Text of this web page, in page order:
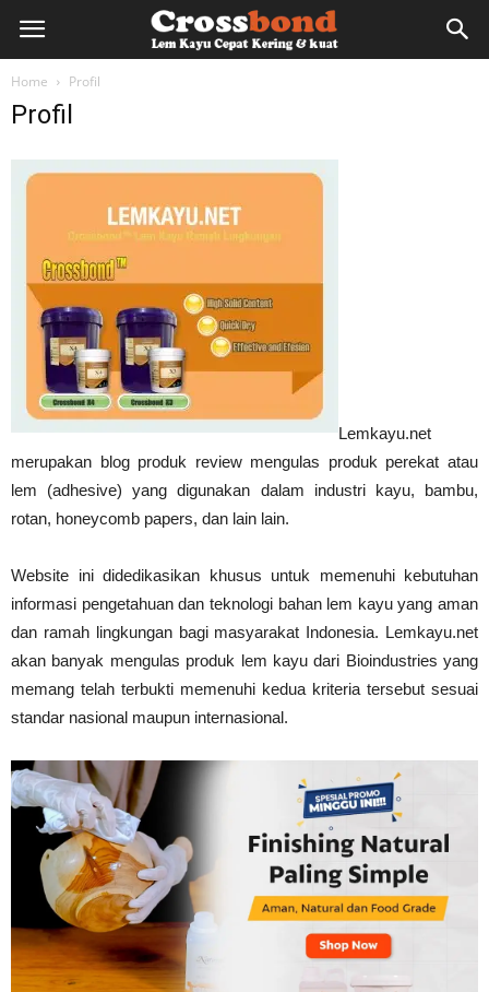
lemkayu.net
Kayu,
Kertas,
Vinyl
Cepat
Home Profil
Profil
Lemkayu.net
merupakan blog produk review mengulas produk perekat atau
lem (adhesive) yang digunakan dalam industri kayu, bambu,
rotan, honeycomb papers, dan lain lain.
Website ini didedikasikan khusus untuk memenuhi kebutuhan
informasi pengetahuan dan teknologi bahan lem kayu yang aman
dan ramah lingkungan bagi masyarakat Indonesia. Lemkayu.net
akan banyak mengulas produk lem kayu dari Bioindustries yang
memang telah terbukti memenuhi kedua kriteria tersebut sesuai
standar nasional maupun internasional.